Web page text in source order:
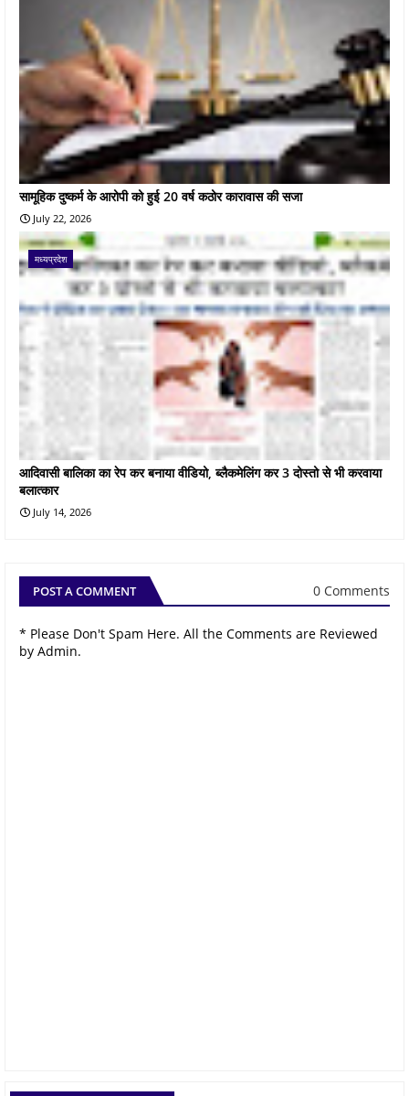
सामूहिक दुष्कर्म के आरोपी को हुई 20 वर्ष कठोर कारावास की सजा
July 22, 2026
मध्यप्रदेश
आदिवासी बालिका का रेप कर बनाया वीडियो, ब्लैकमेलिंग कर 3 दोस्तो से भी करवाया
बलात्कार
July 14, 2026
POST A COMMENT 0 Comments
* Please Don't Spam Here. All the Comments are Reviewed
by Admin.